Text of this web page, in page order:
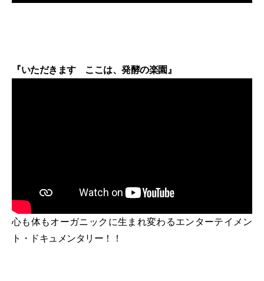
『いただきます ここは、発酵の楽園』
心も体もオーガニックに生まれ変わるエンターテイメン
ト・ドキュメンタリー！！